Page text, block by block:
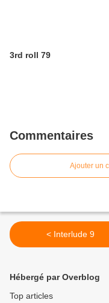
3rd roll 79
Commentaires
Ajouter un
< Interlude 9
Hébergé par Overblog
Top articles